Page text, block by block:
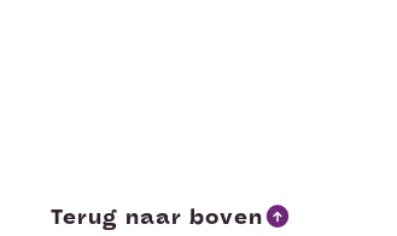
Terug naar boven